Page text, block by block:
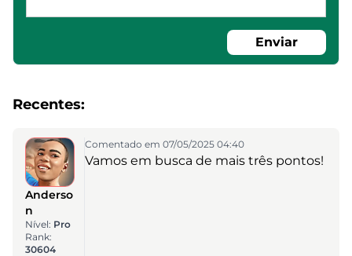
Enviar
Recentes:
Anderso
n
Nível: Pro
Rank:
30604
Comentado em 07/05/2025 04:40
Vamos em busca de mais três pontos!